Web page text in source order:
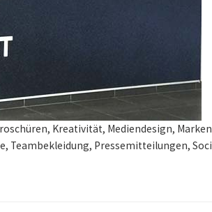
Kreativität, Mediendesign,
Teambekleidung, Pressemitteilungen,